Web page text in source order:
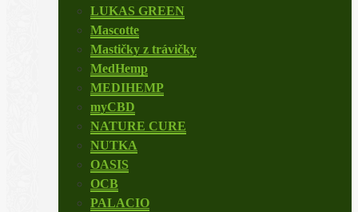
LUKAS GREEN
Mascotte
Mastičky z trávičky
MedHemp
MEDIHEMP
myCBD
NATURE CURE
NUTKA
OASIS
OCB
PALACIO